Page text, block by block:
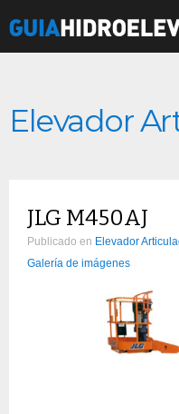
Elevador
JLG M450AJ
Publicado en Elevador
Galería de imágenes